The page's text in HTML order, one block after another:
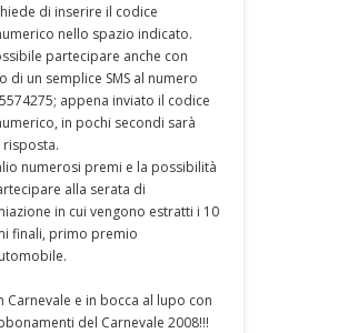
di inserire il codice
nello spazio indicato.
partecipare anche con
di un semplice SMS al numero
appena inviato il codice
in pochi secondi sarà
risposta.
numerosi premi e la possibilità
alla serata di
in cui vengono estratti i 10
finali, primo premio
Carnevale e in bocca al lupo con
del Carnevale 2008!!!